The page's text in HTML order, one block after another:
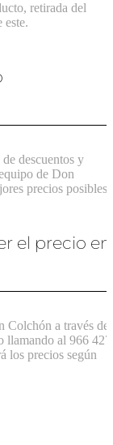
retirada del
este.
descuentos y
de Don
precios posibles.
el precio en
Colchón a través de
al 966 427
los precios según